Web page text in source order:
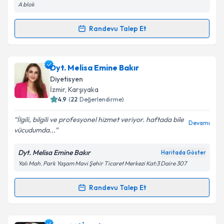
A blok
Randevu Talep Et
Randevu Takvimi Talebi
Dr. Dyt. Selda Seçkineriçin randevu takvimi talebi
oluşturun. Size bu uzmandan randevu almanız için bir
takvim hazırlandığında e-posta ile bilgilendireceğiz.
Kişisel verilerimin işlenmesine ilişkin
Aydınlatma
Metni'ni okudum ve kişisel verilerimin belirtilen
kapsamda işlenmesini kabul ediyorum.
Dyt. Melisa Emine Bakır
Diyetisyen
İzmir, Karşıyaka
4.9 (22 Değerlendirme)
İlgili, bilgili ve profesyonel hizmet veriyor. haftada bile
vücudumda...
Devamı
Dyt. Melisa Emine Bakır Haritada Göster
Yalı Mah. Park Yaşam Mavi Şehir Ticaret Merkezi Kat:3 Daire 307
Randevu Talep Et
Randevu Takvimi Talebi